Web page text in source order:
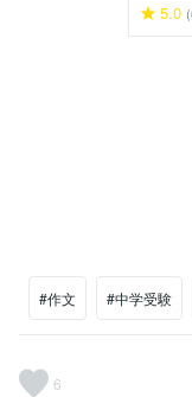
5.0
#作文 #中学受験
6